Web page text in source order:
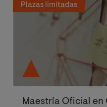
Plazas limitadas
Maestría Oficial en